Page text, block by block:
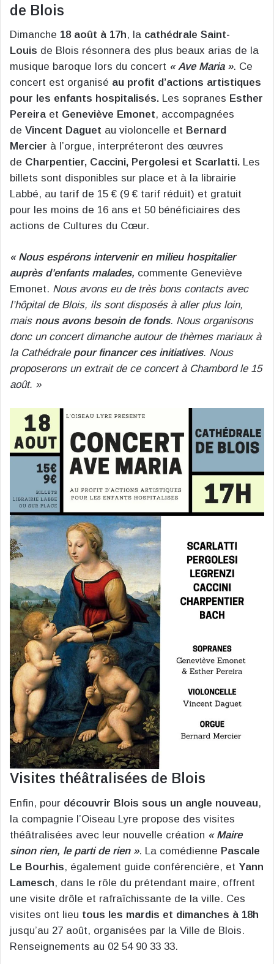
de Blois
Dimanche 18 août à 17h, la cathédrale Saint-
Louis de Blois résonnera des plus beaux arias de la
musique baroque lors du concert « Ave Maria ». Ce
concert est organisé au profit d’actions artistiques
pour les enfants hospitalisés. Les sopranes Esther
Pereira et Geneviève Emonet, accompagnées
de Vincent Daguet au violoncelle et Bernard
Mercier à l’orgue, interpréteront des œuvres
de Charpentier, Caccini, Pergolesi et Scarlatti. Les
billets sont disponibles sur place et à la librairie
Labbé, au tarif de 15 € (9 € tarif réduit) et gratuit
pour les moins de 16 ans et 50 bénéficiaires des
actions de Cultures du Cœur.
« Nous espérons intervenir en milieu hospitalier
auprès d’enfants malades, commente Geneviève
Emonet. Nous avons eu de très bons contacts avec
l’hôpital de Blois, ils sont disposés à aller plus loin,
mais nous avons besoin de fonds. Nous organisons
donc un concert dimanche autour de thèmes mariaux à
la Cathédrale pour financer ces initiatives. Nous
proposerons un extrait de ce concert à Chambord le 15
août. »
Visites théâtralisées de Blois
Enfin, pour découvrir Blois sous un angle nouveau,
la compagnie l’Oiseau Lyre propose des visites
théâtralisées avec leur nouvelle création « Maire
sinon rien, le parti de rien ». La comédienne Pascale
Le Bourhis, également guide conférencière, et Yann
Lamesch, dans le rôle du prétendant maire, offrent
une visite drôle et rafraîchissante de la ville. Ces
visites ont lieu tous les mardis et dimanches à 18h
jusqu’au 27 août, organisées par la Ville de Blois.
Renseignements au 02 54 90 33 33.